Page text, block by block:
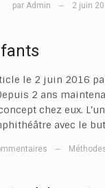
par Admin — 2 juin
le 2 juin 2016
2 ans
chez eux.
avec le
—